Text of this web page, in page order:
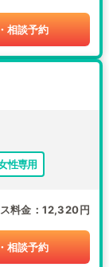
相談予約
性専用
料金 12,320円
相談予約